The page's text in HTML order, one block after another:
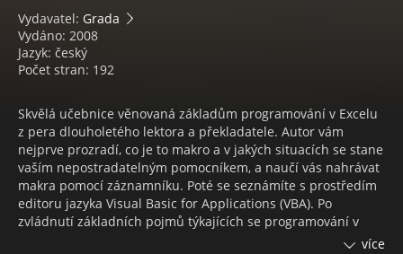
Vydavatel: Grada
Vydáno: 2008
Jazyk: český
Počet stran: 192
Skvělá učebnice věnovaná základům programování v Excelu
z pera dlouholetého lektora a překladatele. Autor vám
nejprve prozradí, co je to makro a v jakých situacích se stane
vaším nepostradatelným pomocníkem, a naučí vás nahrávat
makra pomocí záznamníku. Poté se seznámíte s prostředím
editoru jazyka Visual Basic for Applications (VBA). Po
zvládnutí základních pojmů týkajících se programování v
Excelu se dozvíte, co jsou to objekty v jazyku VBA, jaké jsouvíce